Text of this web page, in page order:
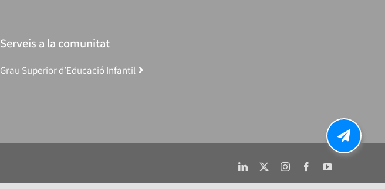
Serveis a la comunitat
Grau Superior d’Educació Infantil
LinkedIn InstagramFacebookYouTube